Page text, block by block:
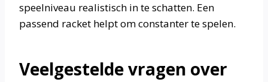
speelniveau realistisch in te schatten. Een
passend racket helpt om constanter te spelen.
Veelgestelde vragen over